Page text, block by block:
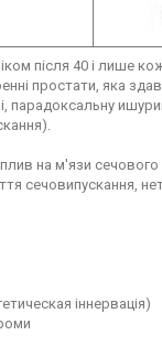
після 40 і лише
простати, яка
парадоксальну
на м'язи
сечовипускання,
іннервація)